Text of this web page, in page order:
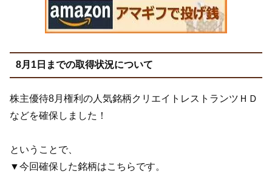
8月1日までの取得状況について
株主優待8月権利の人気銘柄クリエイトレストランツＨＤ
などを確保しました！
ということで、
▼今回確保した銘柄はこちらです。